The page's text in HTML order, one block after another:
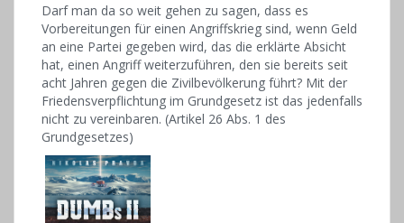
Darf man da so weit gehen zu sagen, dass es
Vorbereitungen für einen Angriffskrieg sind, wenn Geld
an eine Partei gegeben wird, das die erklärte Absicht
hat, einen Angriff weiterzuführen, den sie bereits seit
acht Jahren gegen die Zivilbevölkerung führt? Mit der
Friedensverpflichtung im Grundgesetz ist das jedenfalls
nicht zu vereinbaren. (Artikel 26 Abs. 1 des
Grundgesetzes)